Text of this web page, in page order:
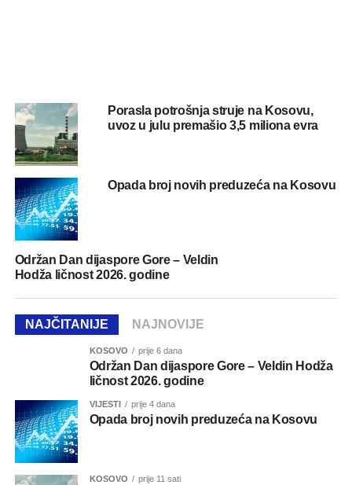
Porasla potrošnja struje na Kosovu,
uvoz u julu premašio 3,5 miliona evra
Opada broj novih preduzeća na Kosovu
Održan Dan dijaspore Gore – Veldin
Hodža ličnost 2026. godine
NAJČITANIJE NAJNOVIJE
KOSOVO prije 6 dana
Održan Dan dijaspore Gore – Veldin Hodža
ličnost 2026. godine
VIJESTI prije 4 dana
Opada broj novih preduzeća na Kosovu
KOSOVO prije 11 sati